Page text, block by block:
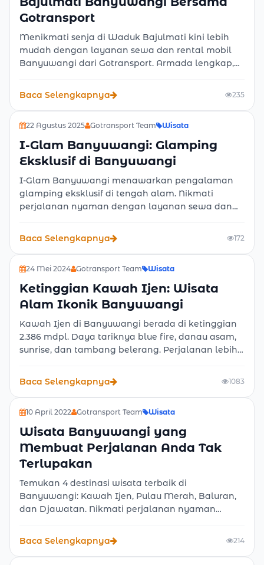
Gotransport
Menikmati senja di Waduk Bajulmati kini lebih
mudah dengan layanan sewa dan rental mobil
Banyuwangi dari Gotransport. Armada lengkap,
dengan sopir. Pilihan tepat untuk perjalanan
wisata nyaman dan praktis di Banyuwangi.
Baca Selengkapnya 235
22 Agustus 2025 Gotransport Team Wisata
I-Glam Banyuwangi: Glamping
Eksklusif di Banyuwangi
I-Glam Banyuwangi menawarkan pengalaman
glamping eksklusif di tengah alam. Nikmati
perjalanan nyaman dengan layanan sewa dan
tersedia pilihan lepas kunci atau sopir profesional
untuk liburan praktis dan berkesan.
Baca Selengkapnya 172
24 Mei 2024 Gotransport Team Wisata
Ketinggian Kawah Ijen: Wisata
Alam Ikonik Banyuwangi
Kawah Ijen di Banyuwangi berada di ketinggian
2.386 mdpl. Daya tariknya blue fire, danau asam,
sunrise, dan tambang belerang. Perjalanan lebih
mobil Banyuwangi dari Gotransport, armada
bersih dan sopir berpengalaman.
Baca Selengkapnya 1083
10 April 2022 Gotransport Team Wisata
Wisata Banyuwangi yang
Membuat Perjalanan Anda Tak
Terlupakan
Temukan 4 destinasi wisata terbaik di
Banyuwangi: Kawah Ijen, Pulau Merah, Baluran,
dan Djawatan. Nikmati perjalanan nyaman
Gotransport, dengan pilihan armada lengkap,
sopir profesional, dan harga terbaik.
Baca Selengkapnya 214